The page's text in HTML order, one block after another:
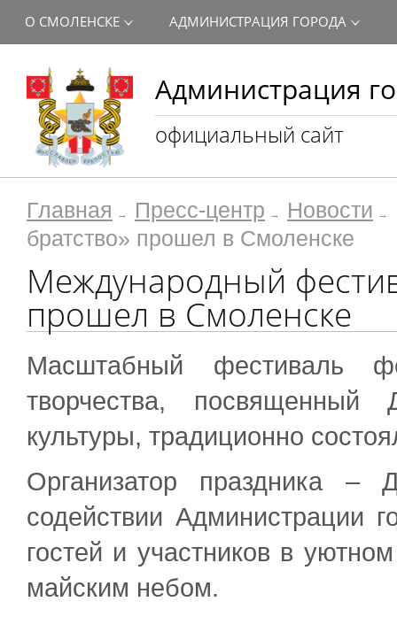
Администрация
официальный сайт
О СМОЛЕНСКЕ АДМИНИСТРАЦИЯ ГОРОДА
Главная Пресс-центр Новости
братство» прошел в Смоленске
Международный
прошел в Смоленске
Масштабный фестиваль
творчества,
культуры, традиционно
Организатор праздника –
содействии Администрации
гостей и участников в
майским небом.